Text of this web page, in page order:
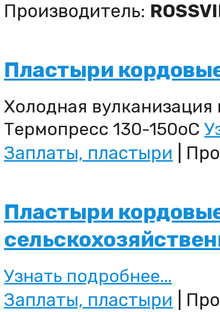
Производитель:
Пластыри
Холодная
Термопресс 130-150оС
Заплаты, пластыри |
Пластыри
Узнать подробнее...
Заплаты, пластыри |